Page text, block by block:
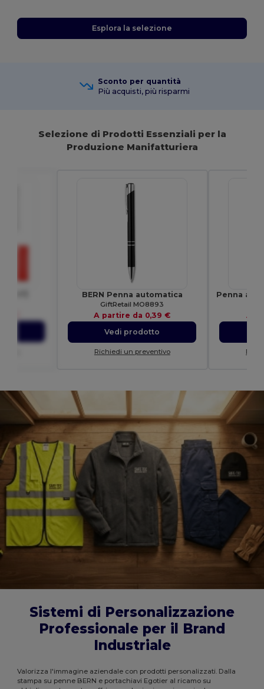
Esplora la selezione
Sconto per quantità
Più acquisti, più risparmi
Selezione di Prodotti Essenziali per la
Produzione Manifatturiera
BERN Penna automatica
GiftRetail MO8893
A partire da 0,39 €
Vedi prodotto
Richiedi un preventivo
A
Sistemi di Personalizzazione
Professionale per il Brand
Industriale
Valorizza l'immagine aziendale con prodotti personalizzati. Dalla
stampa su penne BERN e portachiavi Egotier al ricamo su